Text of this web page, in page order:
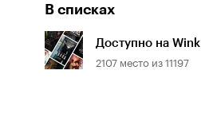
В списках
Доступно на Wink
2107 место из11197